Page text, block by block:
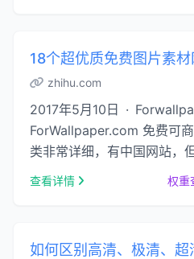
18个超优质免费图片素
zhihu.com
2017年5月10日 ·
ForWallpaper.com 免费可
类非常详细，有中国网站，
应的图片，建议用英文搜索
查看详情 权重
如何区别高清、极清、超